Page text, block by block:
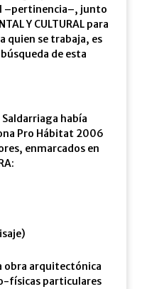
–pertinencia–, junto
Y CULTURAL para
quien se trabaja, es
de esta
había
Pro Hábitat 2006
enmarcados en
obra arquitectónica
físicas particulares